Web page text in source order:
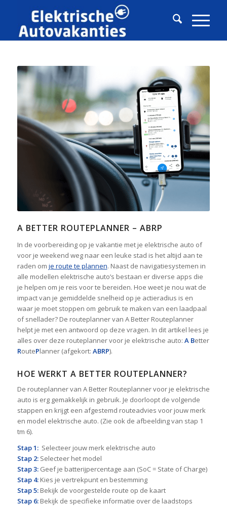
A BETTER ROUTEPLANNER – ABRP
In de voorbereiding op je vakantie met je elektrische auto of
voor je weekend weg naar een leuke stad is het altijd aan te
raden om je route te plannen. Naast de navigatiesystemen in
alle modellen elektrische auto’s bestaan er diverse apps die
je helpen om je reis voor te bereiden. Hoe weet je nou wat de
impact van je gemiddelde snelheid op je actieradius is en
waar je moet stoppen om gebruik te maken van een laadpaal
of snellader? De routeplanner van A Better Routeplanner
helpt je met een antwoord op deze vragen. In dit artikel lees je
alles over deze routeplanner voor je elektrische auto: A Better
RoutePlanner (afgekort: ABRP).
HOE WERKT A BETTER ROUTEPLANNER?
De routeplanner van A Better Routeplanner voor je elektrische
auto is erg gemakkelijk in gebruik. Je doorloopt de volgende
stappen en krijgt een afgestemd routeadvies voor jouw merk
en model elektrische auto. (Zie ook de afbeelding van stap 1
tm 6).
Stap 1:Selecteer jouw merk elektrische auto
Stap 2:Selecteer het model
Stap 3:Geef je batterijpercentage aan (SoC = State of Charge)
Stap 4:Kies je vertrekpunt en bestemming
Stap 5:Bekijk de voorgestelde route op de kaart
Stap 6:Bekijk de specifieke informatie over de laadstops